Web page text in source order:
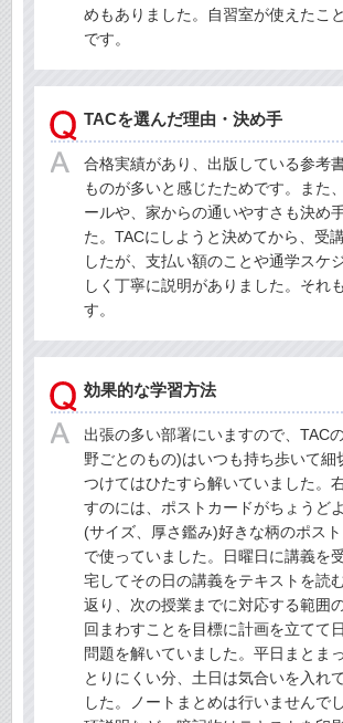
めもありました。自習室が使えたこ
です。
TACを選んだ理由・決め手
合格実績があり、出版している参考
ものが多いと感じたためです。また
ールや、家からの通いやすさも決め
た。TACにしようと決めてから、受
したが、支払い額のことや通学スケ
しく丁寧に説明がありました。それ
す。
効果的な学習方法
出張の多い部署にいますので、TAC
野ごとのもの)はいつも持ち歩いて細
つけてはひたすら解いていました。
すのには、ポストカードがちょうど
(サイズ、厚さ鑑み)好きな柄のポス
で使っていました。日曜日に講義を
宅してその日の講義をテキストを読
返り、次の授業までに対応する範囲
回まわすことを目標に計画を立てて
問題を解いていました。平日まとま
とりにくい分、土日は気合いを入れ
した。ノートまとめは行いませんで